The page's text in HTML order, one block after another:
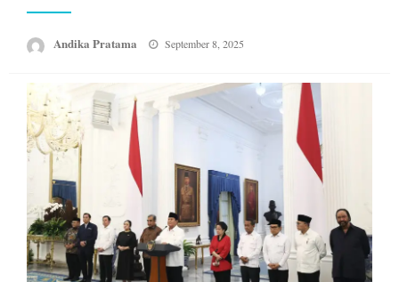
Andika Pratama
Posted
September 8, 2025